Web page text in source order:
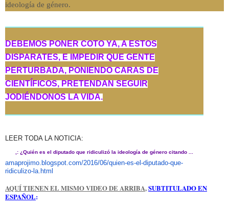
ideología de género.
DEBEMOS PONER COTO YA, A ESTOS
DISPARATES, E IMPEDIR QUE GENTE
PERTURBADA, PONIENDO CARAS DE
CIENTÍFICOS, PRETENDAN SEGUIR
JODIÉNDONOS LA VIDA.
LEER TODA LA NOTICIA:
,: ¿Quién es el diputado que ridiculizó la ideología de género citando ...
amaprojimo.blogspot.com/2016/06/quien-es-el-diputado-que-
ridiculizo-la.html
AQUÍ TIENEN EL MISMO VIDEO DE ARRIBA,SUBTITULADO EN
ESPAÑOL: